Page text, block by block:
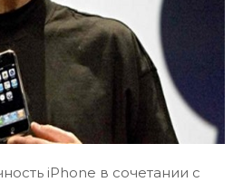
iPhone в сочетании с